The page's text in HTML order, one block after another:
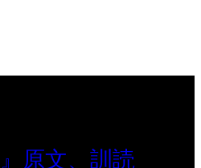
原文、訓読